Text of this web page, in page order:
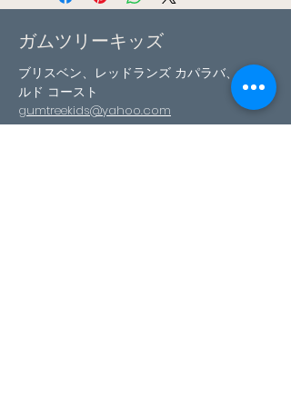
るかを確認するには、当社にご連絡い
ガムツリーキッズ
ブリスベン、レッドランズ カパラバ、ゴー
ルド コースト
gumtreekids@yahoo.com
0411-687-130